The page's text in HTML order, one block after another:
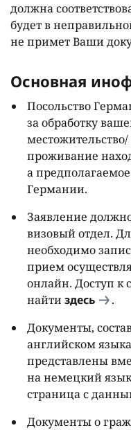
должна
будет в
не примет Ваши
Основная
Посольство
за обработку
проживание
а
Германии.
Заявление
визовый отдел.
необходимо
прием
онлайн. Доступ к
найтиздесь
.
Документы,
английском
представлены
на немецкий
страница с
Документы о